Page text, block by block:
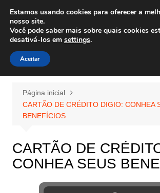
para
conteúdo
Wiley Wales
corais algas e vida marinha
Página inicial
CARTÃO DE CRÉDITO DIGIO: CONHEA
BENEFÍCIOS
CARTÃO DE
CONHEA SEUS
Estamos usando cookies para oferecer a
nosso site.
Você pode saber mais sobre quais cookies
desativá-los em settings.
Aceitar